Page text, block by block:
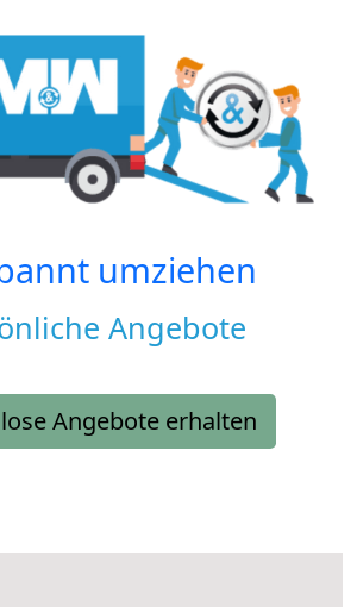
umziehen
Angebote
Angebote erhalten